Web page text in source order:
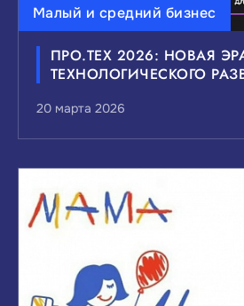
Инвестиции
Малый и
Внешнеэкономическая
ВЫБЕРИТЕ ИНТЕРЕСУЮЩИЙ
НОВОСТЕЙ:
Федеральные
Малый и средний бизнес
ПРО.ТЕХ 2026: НОВАЯ
ТЕХНОЛОГИЧЕСКОГО
20 марта 2026